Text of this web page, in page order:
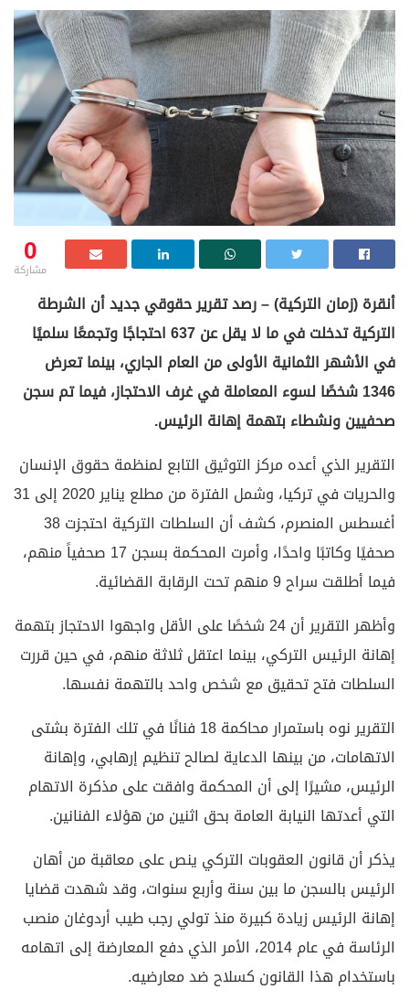
0
مشاركة
أنقرة (زمان التركية) – رصد تقرير حقوقي جديد أن الشرطة
التركية تدخلت في ما لا يقل عن 637 احتجاجًا وتجمعًا سلميًا
في الأشهر الثمانية الأولى من العام الجاري، بينما تعرض
1346 شخصًا لسوء المعاملة في غرف الاحتجاز، فيما تم سجن
صحفيين ونشطاء بتهمة إهانة الرئيس.
التقرير الذي أعده مركز التوثيق التابع لمنظمة حقوق الإنسان
والحريات في تركيا، وشمل الفترة من مطلع يناير 2020 إلى 31
أغسطس المنصرم، كشف أن السلطات التركية احتجزت 38
صحفيًا وكاتبًا واحدًا، وأمرت المحكمة بسجن 17 صحفياً منهم،
فيما أطلقت سراح 9 منهم تحت الرقابة القضائية.
وأظهر التقرير أن 24 شخصًا على الأقل واجهوا الاحتجاز بتهمة
إهانة الرئيس التركي، بينما اعتقل ثلاثة منهم، في حين قررت
السلطات فتح تحقيق مع شخص واحد بالتهمة نفسها.
التقرير نوه باستمرار محاكمة 18 فنانًا في تلك الفترة بشتى
الاتهامات، من بينها الدعاية لصالح تنظيم إرهابي، وإهانة
الرئيس، مشيرًا إلى أن المحكمة وافقت على مذكرة الاتهام
التي أعدتها النيابة العامة بحق اثنين من هؤلاء الفنانين.
يذكر أن قانون العقوبات التركي ينص على معاقبة من أهان
الرئيس بالسجن ما بين سنة وأربع سنوات، وقد شهدت قضايا
إهانة الرئيس زيادة كبيرة منذ تولي رجب طيب أردوغان منصب
الرئاسة في عام 2014، الأمر الذي دفع المعارضة إلى اتهامه
باستخدام هذا القانون كسلاح ضد معارضيه.